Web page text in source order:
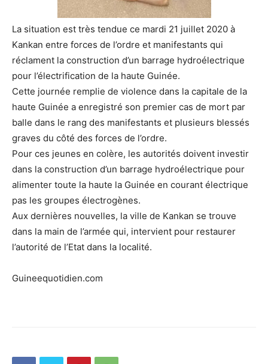
La situation est très tendue ce mardi 21 juillet 2020 à
Kankan entre forces de l’ordre et manifestants qui
réclament la construction d’un barrage hydroélectrique
pour l’électrification de la haute Guinée.
Cette journée remplie de violence dans la capitale de la
haute Guinée a enregistré son premier cas de mort par
balle dans le rang des manifestants et plusieurs blessés
graves du côté des forces de l’ordre.
Pour ces jeunes en colère, les autorités doivent investir
dans la construction d’un barrage hydroélectrique pour
alimenter toute la haute la Guinée en courant électrique
pas les groupes électrogènes.
Aux dernières nouvelles, la ville de Kankan se trouve
dans la main de l’armée qui, intervient pour restaurer
l’autorité de l’Etat dans la localité.
Guineequotidien.com